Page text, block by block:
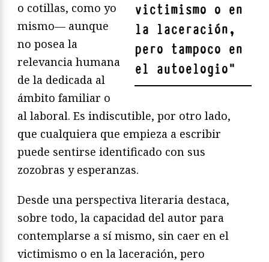
victimismo o en
la laceración,
pero tampoco en
el autoelogio"
o cotillas, como yo
mismo— aunque
no posea la
relevancia humana
de la dedicada al
ámbito familiar o
al laboral. Es indiscutible, por otro lado,
que cualquiera que empieza a escribir
puede sentirse identificado con sus
zozobras y esperanzas.
Desde una perspectiva literaria destaca,
sobre todo, la capacidad del autor para
contemplarse a sí mismo, sin caer en el
victimismo o en la laceración, pero